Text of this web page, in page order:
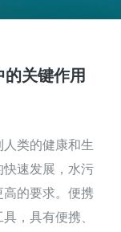
关键作用
类的健康和生
速发展，水污
的要求。便携
，具有便携、